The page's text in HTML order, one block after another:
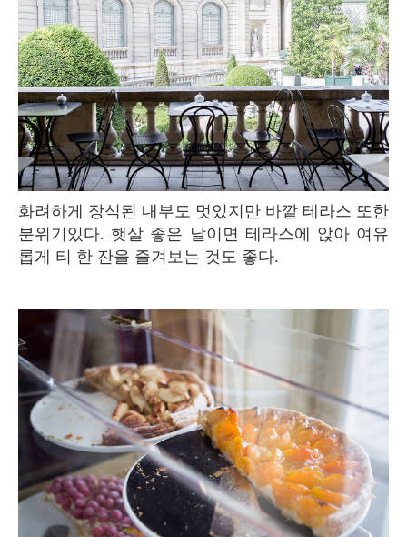
화려하게 장식된 내부도 멋있지만 바깥 테라스 또한
분위기있다. 햇살 좋은 날이면 테라스에 앉아 여유
롭게 티 한 잔을 즐겨보는 것도 좋다.